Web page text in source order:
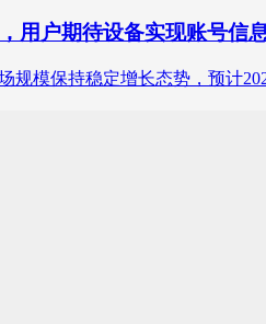
用户期待设备实现账号信
规模保持稳定增长态势，预计